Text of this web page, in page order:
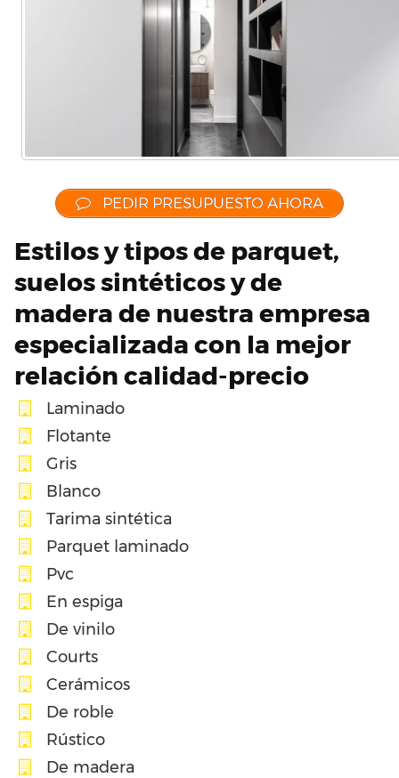
PEDIR PRESUPUESTO AHORA
Estilos y tipos de parquet,
suelos sintéticos y de
madera de nuestra empresa
especializada con la mejor
relación calidad-precio
Laminado
Flotante
Gris
Blanco
Tarima sintética
Parquet laminado
Pvc
En espiga
De vinilo
Courts
Cerámicos
De roble
Rústico
De madera